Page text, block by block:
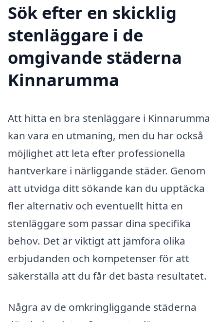
Sök efter en skicklig
stenläggare i de
omgivande städerna
Kinnarumma
Att hitta en bra stenläggare i Kinnarumma
kan vara en utmaning, men du har också
möjlighet att leta efter professionella
hantverkare i närliggande städer. Genom
att utvidga ditt sökande kan du upptäcka
fler alternativ och eventuellt hitta en
stenläggare som passar dina specifika
behov. Det är viktigt att jämföra olika
erbjudanden och kompetenser för att
säkerställa att du får det bästa resultatet.
Några av de omkringliggande städerna